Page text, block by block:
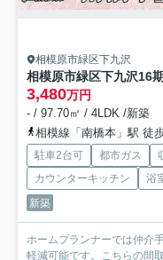
相模原市緑区下九沢
3,480万円
- / 97.70㎡ / 4LDK /新築
相模線「南橋本」駅 徒
駐車2台可 都市ガス
カウンターキッチン
浴
新築
ホームプランナーでは仲介
軽減可能です。こちらの間